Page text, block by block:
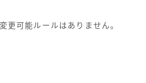
更可能ルールはありません。